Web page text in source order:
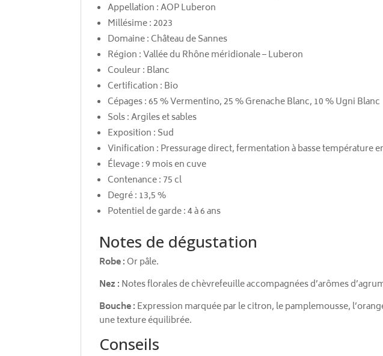
Appellation : AOP Luberon
Millésime : 2023
Domaine : Château de Sannes
Région : Vallée du Rhône méridionale – Luberon
Couleur : Blanc
Certification : Bio
Cépages : 65 % Vermentino, 25 % Grenache Blanc, 10 % Ugni Blanc
Sols : Argiles et sables
Exposition : Sud
Vinification : Pressurage direct, fermentation à basse température
Élevage : 9 mois en cuve
Contenance : 75 cl
Degré : 13,5 %
Potentiel de garde : 4 à 6 ans
Notes de dégustation
Robe :Or pâle.
Nez : Notes florales de chèvrefeuille accompagnées d’arômes
Bouche : Expression marquée par le citron, le pamplemousse,
une texture équilibrée.
Conseils